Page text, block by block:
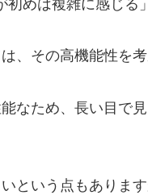
初めは複雑に感じる」
、その高機能性を
なため、長い目で
という点もありま